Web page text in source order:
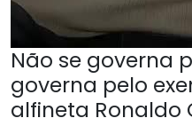
Não se governa
governa pelo
alfineta Ronaldo